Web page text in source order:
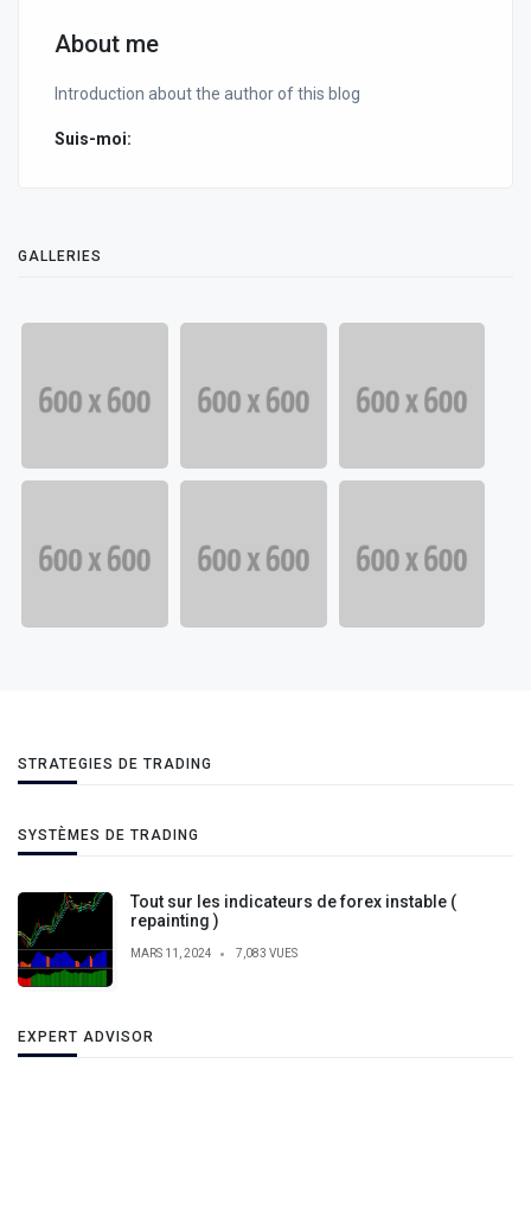
About me
Introduction about the author of this blog
Suis-moi:
GALLERIES
STRATEGIES DE TRADING
SYSTÈMES DE TRADING
Tout sur les indicateurs de forex instable (
repainting )
MARS 11, 2024 7,083 VUES
EXPERT ADVISOR